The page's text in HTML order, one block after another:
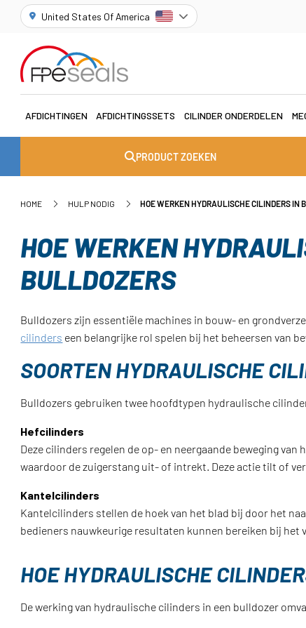
United States Of America
AFDICHTINGEN AFDICHTINGSSETS CILINDER ONDERDELEN
PRODUCT ZOEKEN
HOME HULP NODIG HOE WERKEN HYDRAULISCHE CILINDERS IN
HOE WERKEN
BULLDOZERS
Bulldozers zijn essentiële machines in bouw- en
cilinders een belangrijke rol spelen bij het beheersen van
SOORTEN HYDRAULISCHE
Bulldozers gebruiken twee hoofdtypen hydraulische
Hefcilinders
Deze cilinders regelen de op- en neergaande beweging
waardoor de zuigerstang uit- of intrekt. Deze actie tilt of
Kantelcilinders
Kantelcilinders stellen de hoek van het blad bij door het
bedieners nauwkeurige resultaten kunnen bereiken bij het
HOE HYDRAULISCHE
De werking van hydraulische cilinders in een bulldozer